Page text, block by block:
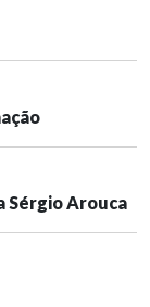
Sérgio Arouca